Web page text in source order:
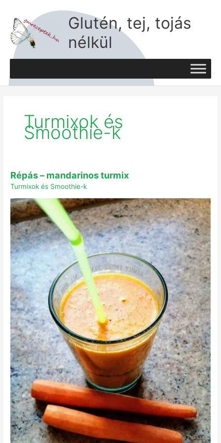
content
Glutén, tej, tojás
nélkül
Turmixok és
Smoothie-k
Répás – mandarinos turmix
Turmixok és Smoothie-k
Répás
–
mandarinos
turmix